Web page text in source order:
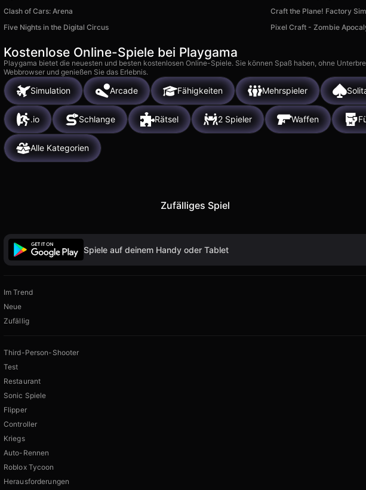
Clash of Cars: Arena
Craft the Plane! Factory
Five Nights in the Digital Circus
Pixel Craft - Zombie
Kostenlose Online-Spiele bei Playgama
Playgama bietet die neuesten und besten kostenlosen Online-Spiele. Sie können Spaß haben, ohne
Webbrowser und genießen Sie das Erlebnis.
Simulation Arcade Fähigkeiten Mehrspieler
.io Schlange Rätsel 2 Spieler Waffen
Alle Kategorien
Zufälliges Spiel
Spiele auf deinem Handy oder Tablet
Im Trend
Neue
Zufällig
Third-Person-Shooter
Test
Restaurant
Sonic Spiele
Flipper
Controller
Kriegs
Auto-Rennen
Roblox Tycoon
Herausforderungen